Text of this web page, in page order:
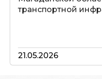
транспортной
21.05.2026